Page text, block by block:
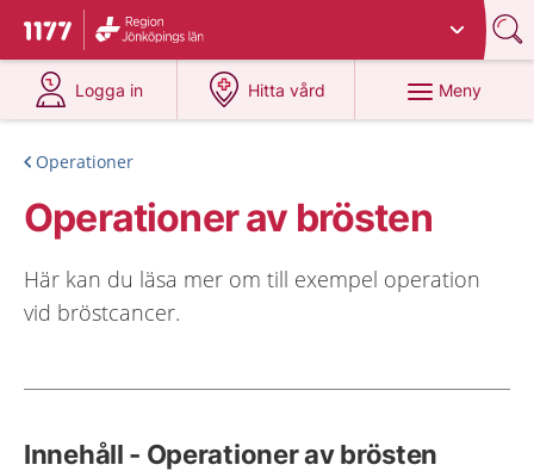
Till startsidan för 1177
Du har valt region
Logga in
på 1177.se
Hitta vård
på 1177.se
Meny
Operationer
Operationer av brösten
Här kan du läsa mer om till exempel operation
vid bröstcancer.
Innehåll - Operationer av brösten